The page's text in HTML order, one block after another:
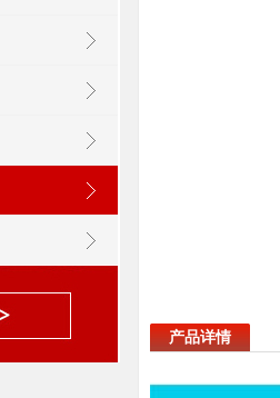
产品详情